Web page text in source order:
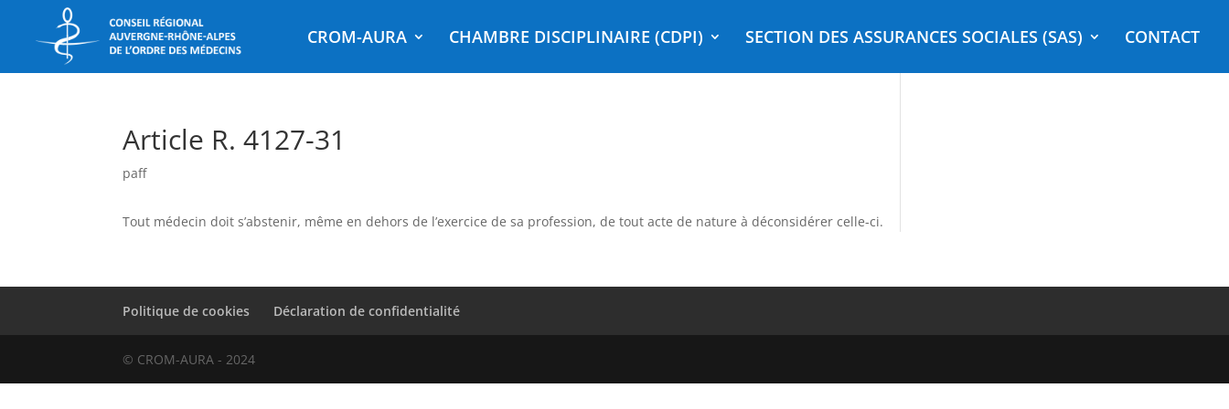
CROM-AURA CHAMBRE DISCIPLINAIRE (CDPI) SECTION DES ASSURANCES SOCIALES (SAS) CONTACT
Article R. 4127-31
paff
Tout médecin doit s’abstenir, même en dehors de l’exercice de sa profession, de tout acte de nature à déconsidérer celle-ci.
Politique de cookies Déclaration de confidentialité
© CROM-AURA - 2024